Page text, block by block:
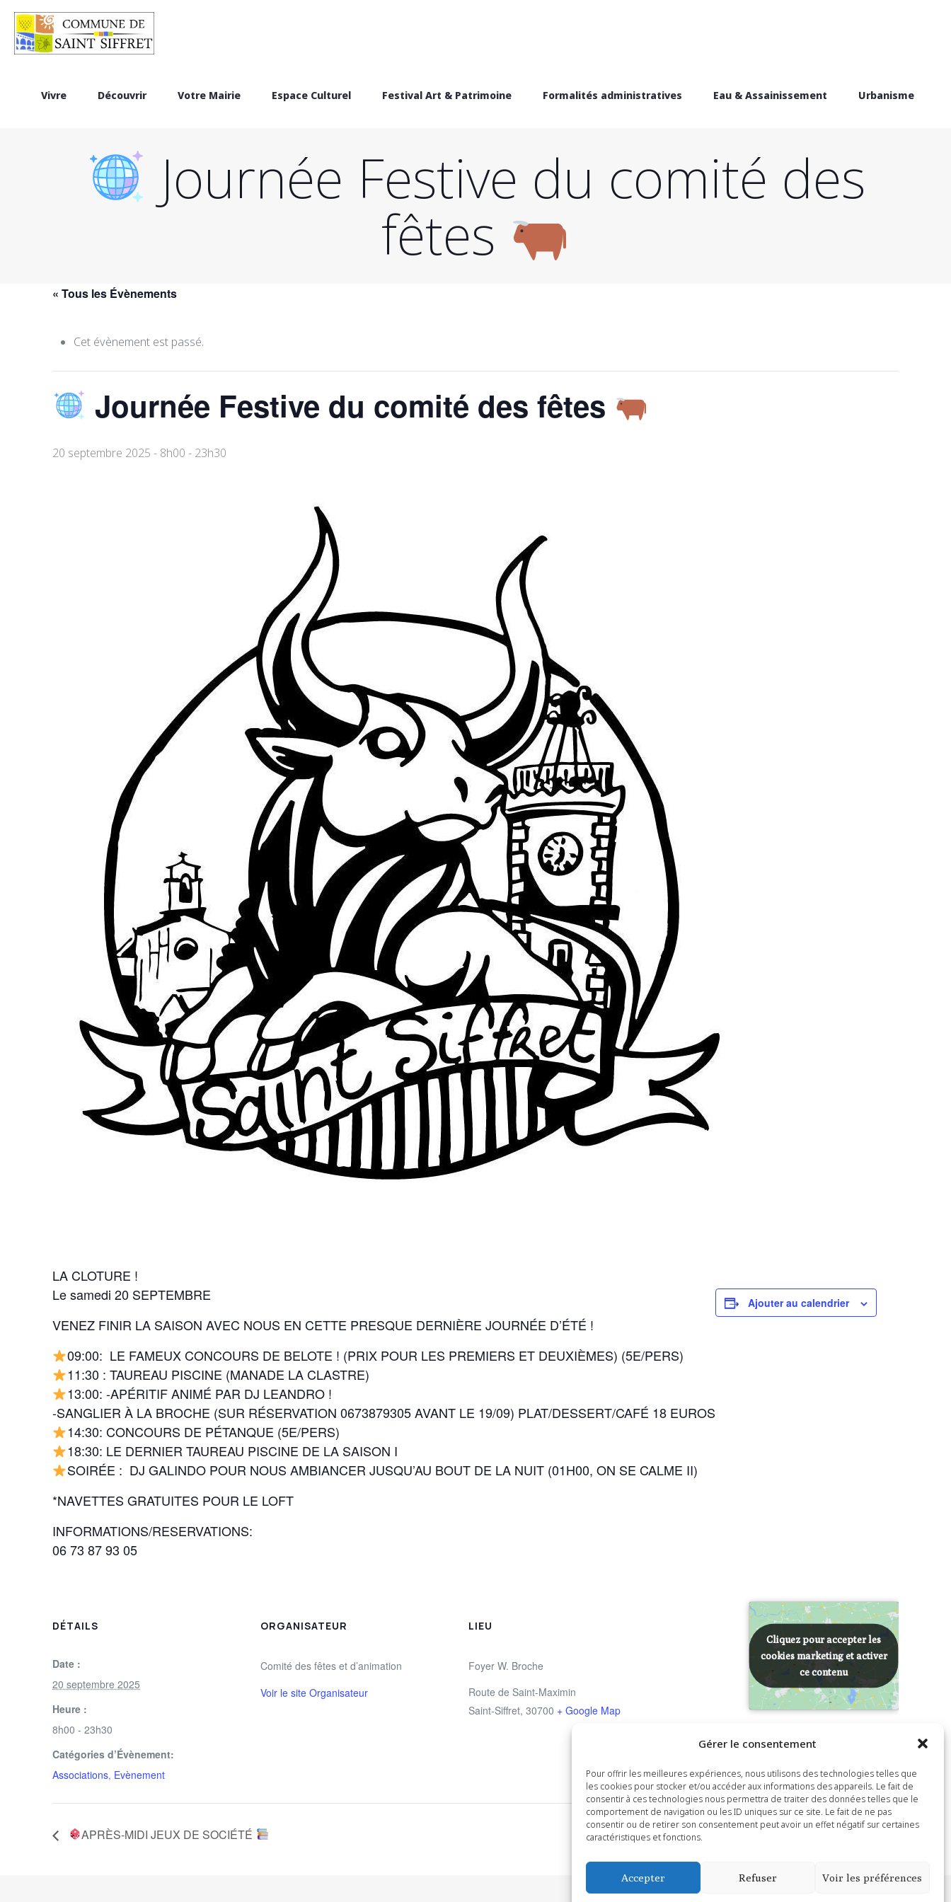
Gérer le consentement
Pour offrir les meilleures expériences, nous utilisons des technologies telles que
les cookies pour stocker et/ou accéder aux informations des appareils. Le fait de
consentir à ces technologies nous permettra de traiter des données telles que le
comportement de navigation ou les ID uniques sur ce site. Le fait de ne pas
consentir ou de retirer son consentement peut avoir un effet négatif sur certaines
caractéristiques et fonctions.
Accepter Refuser Voir les préférences
Vivre Découvrir Votre Mairie Espace Culturel Festival Art & Patrimoine Formalités administratives Eau & Assainissement Urbanisme
Journée Festive du comité des
fêtes
« Tous les Évènements
Cet évènement est passé.
Journée Festive du comité des fêtes
20 septembre 2025 - 8h00 - 23h30
LA CLOTURE !
Le samedi 20 SEPTEMBRE
VENEZ FINIR LA SAISON AVEC NOUS EN CETTE PRESQUE DERNIÈRE JOURNÉE D’ÉTÉ !
09:00: LE FAMEUX CONCOURS DE BELOTE ! (PRIX POUR LES PREMIERS ET DEUXIÈMES) (5E/PERS)
11:30 : TAUREAU PISCINE (MANADE LA CLASTRE)
13:00: -APÉRITIF ANIMÉ PAR DJ LEANDRO !
-SANGLIER À LA BROCHE (SUR RÉSERVATION 0673879305 AVANT LE 19/09) PLAT/DESSERT/CAFÉ 18 EUROS
14:30: CONCOURS DE PÉTANQUE (5E/PERS)
18:30: LE DERNIER TAUREAU PISCINE DE LA SAISON I
SOIRÉE : DJ GALINDO POUR NOUS AMBIANCER JUSQU’AU BOUT DE LA NUIT (01H00, ON SE CALME II)
*NAVETTES GRATUITES POUR LE LOFT
INFORMATIONS/RESERVATIONS:
06 73 87 93 05
Ajouter au calendrier
DÉTAILS
Date :
20 septembre 2025
Heure :
8h00 - 23h30
Catégories d’Évènement:
Associations, Evènement
ORGANISATEUR
Comité des fêtes et d’animation
Voir le site Organisateur
LIEU
Foyer W. Broche
Route de Saint-Maximin
Saint-Siffret, 30700 + Google Map
Cliquez pour accepter les
cookies marketing et activer
ce contenu
Cliquez pour accepter les
cookies marketing et activer
ce contenu
APRÈS-MIDI JEUX DE SOCIÉTÉ Pousses les portes de l’église de Saint-Siffret !